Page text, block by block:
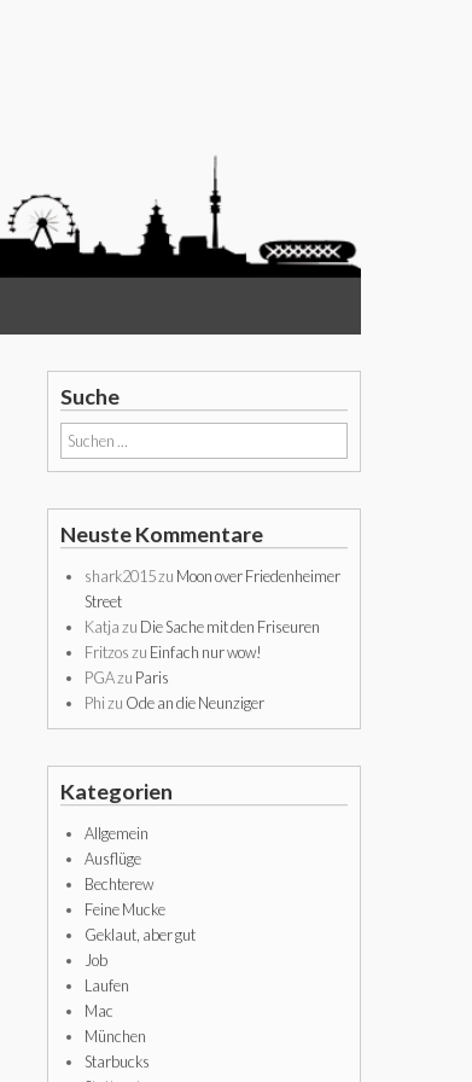
Suche
Suchen
nach:
Neuste Kommentare
shark2015zu Moon over Friedenheimer
Street
Katjazu Die Sache mit den Friseuren
Fritzoszu Einfach nur wow!
PGAzu Paris
Phizu Ode an die Neunziger
Kategorien
Allgemein
Ausflüge
Bechterew
Feine Mucke
Geklaut, aber gut
Job
Laufen
Mac
München
Starbucks